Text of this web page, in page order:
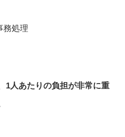
務処理
1人あたりの負担が非常に重